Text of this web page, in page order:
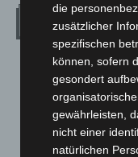
LANGENHAGEN
die
zusätzlicher
spezifischen
können, sofern
gesondert
gewährleisten,
nicht einer
natürlichen